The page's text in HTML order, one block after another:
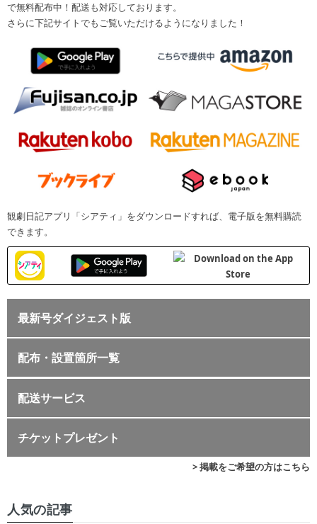
で無料配布中！配送も対応しております。
さらに下記サイトでもご覧いただけるようになりました！
観劇日記アプリ「シアティ」をダウンロードすれば、電子版を無料購読
できます。
最新号ダイジェスト版
配布・設置箇所一覧
配送サービス
チケットプレゼント
> 掲載をご希望の方はこちら
人気の記事